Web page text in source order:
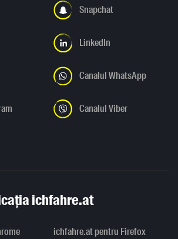
Snapchat
LinkedIn
Canalul WhatsApp
Canalul Viber
ichfahre.at
ichfahre.at pentru Firefox